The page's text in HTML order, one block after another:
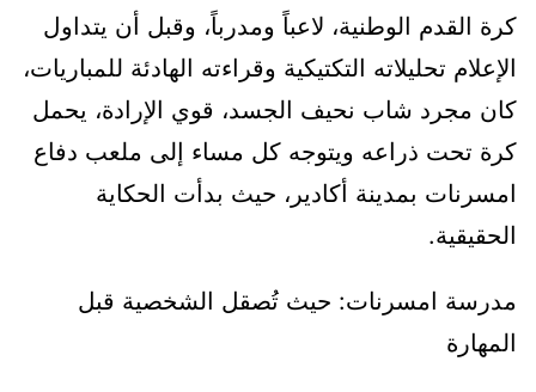
كرة القدم الوطنية، لاعباً ومدرباً، وقبل أن يتداول
الإعلام تحليلاته التكتيكية وقراءته الهادئة للمباريات،
كان مجرد شاب نحيف الجسد، قوي الإرادة، يحمل
كرة تحت ذراعه ويتوجه كل مساء إلى ملعب دفاع
امسرنات بمدينة أكادير، حيث بدأت الحكاية
الحقيقية.
مدرسة امسرنات: حيث تُصقل الشخصية قبل
المهارة